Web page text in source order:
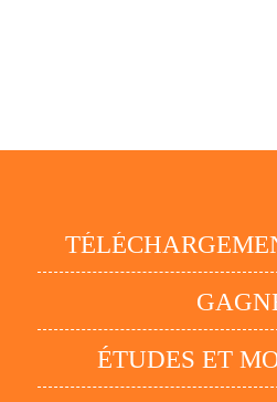
ÉTUDES ET